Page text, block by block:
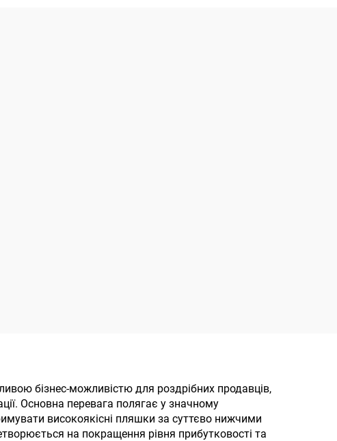
бізнес-можливістю для роздрібних продавців,
Основна перевага полягає у значному
високоякісні пляшки за суттєво нижчими
на покращення рівня прибутковості та